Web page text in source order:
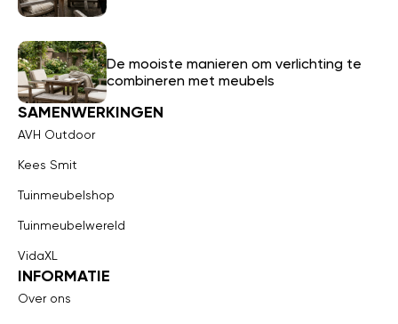
De mooiste manieren om verlichting te
combineren met meubels
SAMENWERKINGEN
AVH Outdoor
Kees Smit
Tuinmeubelshop
Tuinmeubelwereld
VidaXL
INFORMATIE
Over ons